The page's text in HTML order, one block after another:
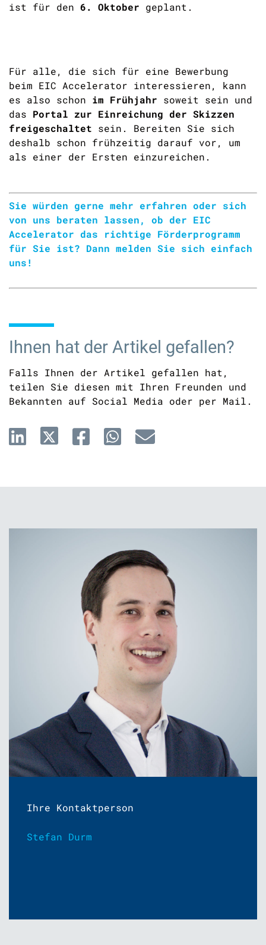
ist für den 6. Oktober geplant.
Für alle, die sich für eine Bewerbung
beim EIC Accelerator interessieren, kann
es also schon im Frühjahr soweit sein und
das Portal zur Einreichung der Skizzen
freigeschaltet sein. Bereiten Sie sich
deshalb schon frühzeitig darauf vor, um
als einer der Ersten einzureichen.
Sie würden gerne mehr erfahren oder sich
von uns beraten lassen, ob der EIC
Accelerator das richtige Förderprogramm
für Sie ist? Dann melden Sie sich einfach
uns!
Ihnen hat der Artikel gefallen?
Falls Ihnen der Artikel gefallen hat,
teilen Sie diesen mit Ihren Freunden und
Bekannten auf Social Media oder per Mail.
Ihre Kontaktperson
Stefan Durm